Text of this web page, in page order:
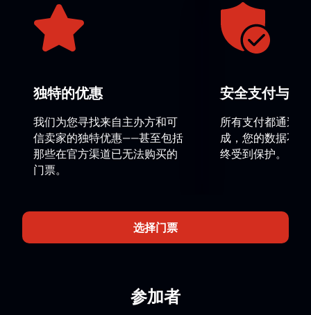
舞保證了演出的難忘體驗。
購買戲劇《安娜·卡列尼娜》的門票（參觀 B. 艾夫曼芭
蕾舞劇院）到國家大劇院
在我們的網站上。不要錯過觀
独特的优惠
我们为您寻找来自主办方和可
信卖家的独特优惠——甚至包括
那些在官方渠道已无法购买的
门票。
安全支付与数
所有支付都通过
成，您的数据不
终受到保护。
选择门票
参加者